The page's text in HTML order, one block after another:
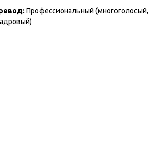
: Профессиональный (многоголосый,